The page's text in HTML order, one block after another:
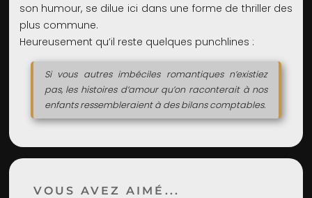
son humour, se dilue ici dans une forme de thriller des
plus commune.
Heureusement qu’il reste quelques punchlines :
Si vous autres imbéciles romantiques n’existiez
pas, les histoires d’amour qu’on raconterait à nos
enfants ressembleraient à des bilans comptables.
VOUS AVEZ AIMÉ...